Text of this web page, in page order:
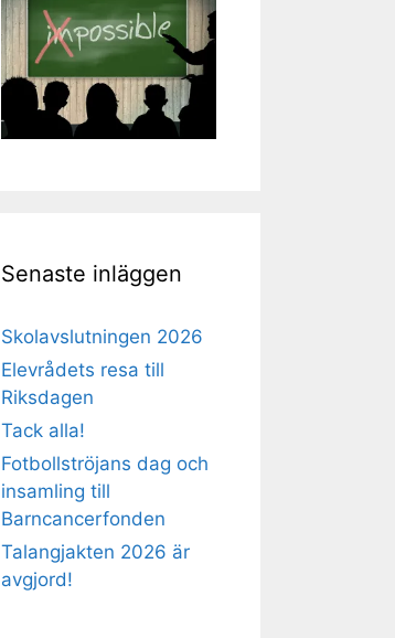
Senaste inläggen
Skolavslutningen 2026
Elevrådets resa till
Riksdagen
Tack alla!
Fotbollströjans dag och
insamling till
Barncancerfonden
Talangjakten 2026 är
avgjord!